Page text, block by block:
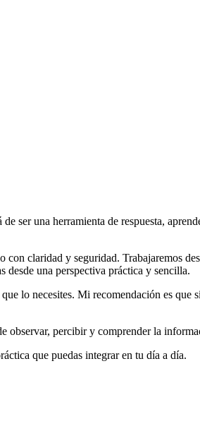
ser una herramienta de respuesta,
claridad y seguridad. Trabajaremos
desde una perspectiva práctica y sencilla.
lo necesites. Mi recomendación es
observar, percibir y comprender la
que puedas integrar en tu día a día.